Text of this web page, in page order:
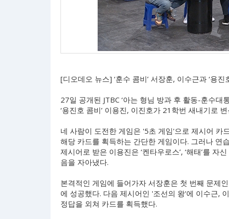
[디오데오 뉴스] ‘훈수 콤비’ 서장훈, 이수근과 ‘용
27일 공개된 JTBC ‘아는 형님 방과 후 활동-훈수대
‘용진호 콤비’ 이용진, 이진호가 21학번 새내기로
네 사람이 도전한 게임은 '5초 게임'으로 제시어 카
해당 카드를 획득하는 간단한 게임이다. 그러나 연
제시어로 받은 이용진은 ‘켄타우로스’, ‘해태’를 자
음을 자아냈다.
본격적인 게임에 들어가자 서장훈은 첫 번째 문제
에 성공했다. 다음 제시어인 '조선의 왕'에 이수근,
정답을 외쳐 카드를 획득했다.